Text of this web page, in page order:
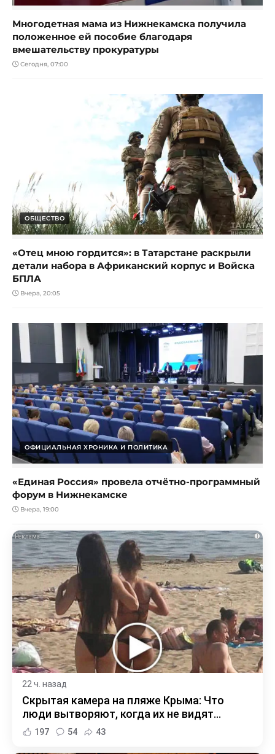
Многодетная мама из Нижнекамска получила
положенное ей пособие благодаря
вмешательству прокуратуры
Сегодня, 07:00
ОБЩЕСТВО
«Отец мною гордится»: в Татарстане раскрыли
детали набора в Африканский корпус и Войска
БПЛА
Вчера, 20:05
ОФИЦИАЛЬНАЯ ХРОНИКА И ПОЛИТИКА
«Единая Россия» провела отчётно-программный
форум в Нижнекамске
Вчера, 19:00
i
22 ч. назад
Скрытая камера на пляже Крыма: Что
люди вытворяют, когда их не видят...
197 54 43